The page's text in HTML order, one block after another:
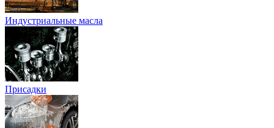
Индустриальные масла
Присадки